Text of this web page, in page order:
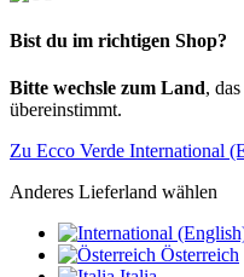
Bist du im richtigen Shop?
Bitte wechsle zum Land,
übereinstimmt.
Zu Ecco Verde International
Anderes Lieferland wählen
Österreich